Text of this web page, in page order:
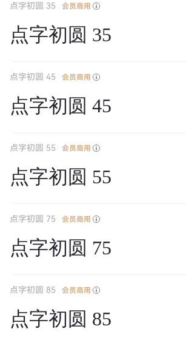
点字初圆 35 会员商用
点字初圆 35
点字初圆 45 会员商用
点字初圆 45
点字初圆 55 会员商用
点字初圆 55
点字初圆 75 会员商用
点字初圆 75
点字初圆 85 会员商用
点字初圆 85